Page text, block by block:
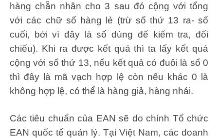
hàng chẵn nhân cho 3 sau đó cộng với tổng
với các chữ số hàng lẻ (trừ số thứ 13 ra- số
cuối, bởi vì đây là số dùng để kiểm tra, đối
chiếu). Khi ra được kết quả thì ta lấy kết quả
cộng với số thứ 13, nếu kết quả có đuôi là số 0
thì đây là mã vạch hợp lệ còn nếu khác 0 là
không hợp lệ, có thể là hàng giả, hàng nhái.
Các tiêu chuẩn của EAN sẽ do chính Tổ chức
EAN quốc tế quản lý. Tại Việt Nam, các doanh